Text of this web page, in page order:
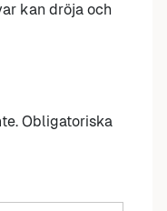
kan dröja och
Obligatoriska